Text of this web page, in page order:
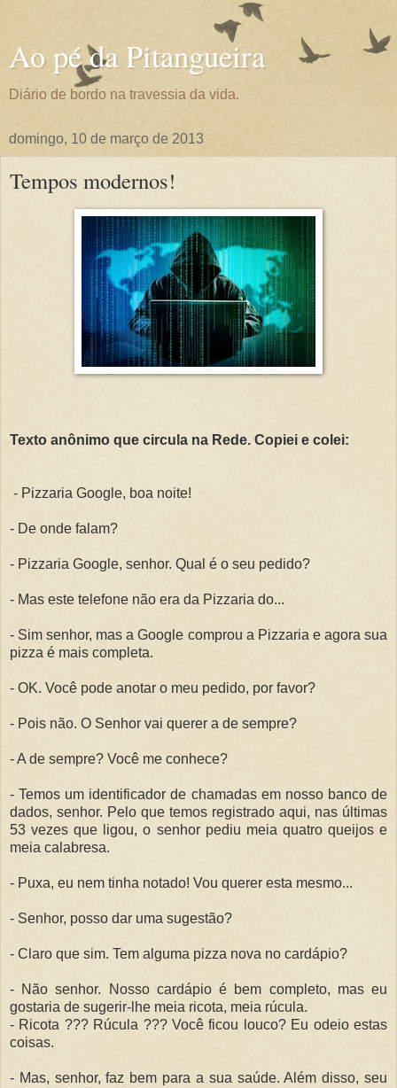
Ao pé da Pitangueira
Diário de bordo na travessia da vida.
domingo, 10 de março de 2013
Tempos modernos!
Texto anônimo que circula na Rede. Copiei e colei:
- Pizzaria Google, boa noite!
- De onde falam?
- Pizzaria Google, senhor. Qual é o seu pedido?
- Mas este telefone não era da Pizzaria do...
- Sim senhor, mas a Google comprou a Pizzaria e agora sua
pizza é mais completa.
- OK. Você pode anotar o meu pedido, por favor?
- Pois não. O Senhor vai querer a de sempre?
- A de sempre? Você me conhece?
- Temos um identificador de chamadas em nosso banco de
dados, senhor. Pelo que temos registrado aqui, nas últimas
53 vezes que ligou, o senhor pediu meia quatro queijos e
meia calabresa.
- Puxa, eu nem tinha notado! Vou querer esta mesmo...
- Senhor, posso dar uma sugestão?
- Claro que sim. Tem alguma pizza nova no cardápio?
- Não senhor. Nosso cardápio é bem completo, mas eu
gostaria de sugerir-lhe meia ricota, meia rúcula.
- Ricota ??? Rúcula ??? Você ficou louco? Eu odeio estas
coisas.
- Mas, senhor, faz bem para a sua saúde. Além disso, seu